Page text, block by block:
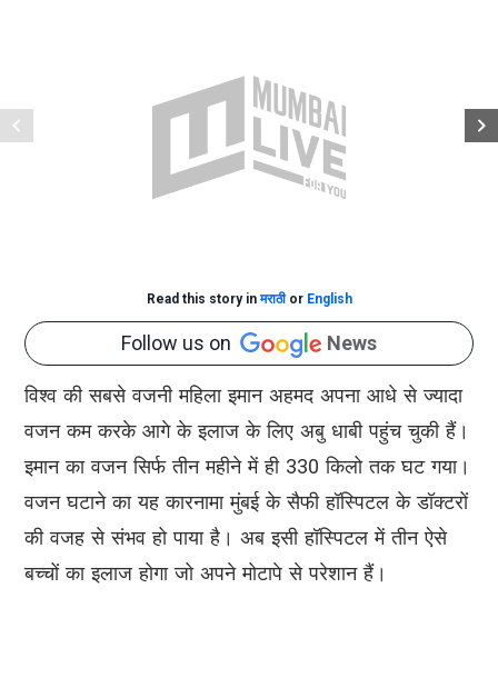
Read this story inमराठीor English
Follow us on News
विश्व की सबसे वजनी महिला इमान अहमद अपना आधे से ज्यादा
वजन कम करके आगे के इलाज के लिए अबु धाबी पहुंच चुकी हैं।
इमान का वजन सिर्फ तीन महीने में ही 330 किलो तक घट गया।
वजन घटाने का यह कारनामा मुंबई के सैफी हॉस्पिटल के डॉक्टरों
की वजह से संभव हो पाया है। अब इसी हॉस्पिटल में तीन ऐसे
बच्चों का इलाज होगा जो अपने मोटापे से परेशान हैं।